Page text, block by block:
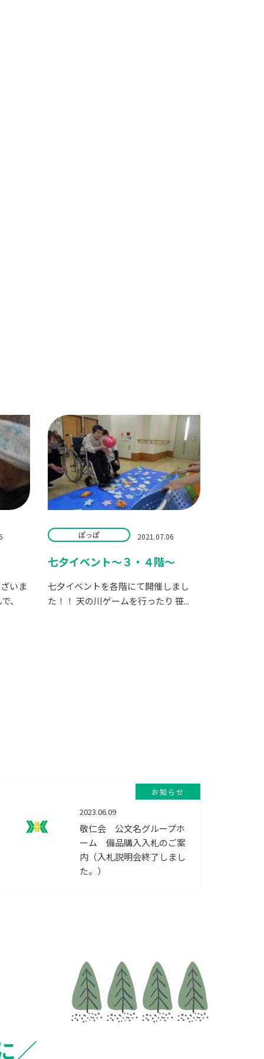
いま
で、
ぽっぽ 2021.07.06
七夕イベント～３・４階～
七夕イベントを各階にて開催しまし
た！！ 天の川ゲームを行ったり 笹...
お知らせ
2023.06.09
敬仁会 公文名グループホ
ーム 備品購入入札のご案
内（入札説明会終了しまし
た。）
／